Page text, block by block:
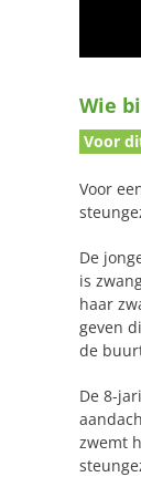
Wie
Voor
Voor
De
is
haar
geven
de
De 8-
zwemt